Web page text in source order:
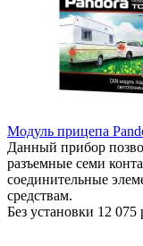
Модуль прицепа
Данный прибор
разъемные семи
соединительные
средствам.
Без установки 12 075